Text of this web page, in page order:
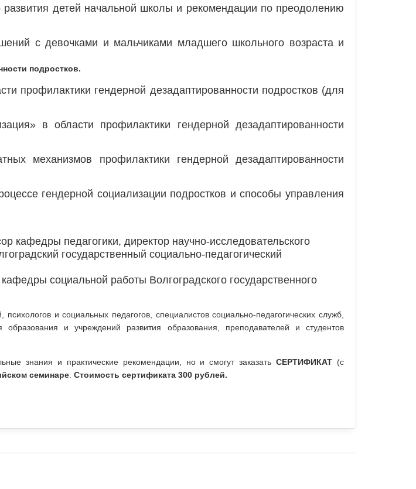
детей начальной школы и рекомендации по преодолению
с девочками и мальчиками младшего школьного возраста и
подростков.
профилактики гендерной дезадаптированности подростков (для
в области профилактики гендерной дезадаптированности
механизмов профилактики гендерной дезадаптированности
гендерной социализации подростков и способы управления
кафедры педагогики, директор научно-исследовательского
государственный социально-педагогический
социальной работы Волгоградского государственного
психологов и социальных педагогов, специалистов социально-педагогических служб,
образования и учреждений развития образования, преподавателей и студентов
знания и практические рекомендации, но и смогут заказатьСЕРТИФИКАТ (с
семинаре. Стоимость сертификата 300 рублей.